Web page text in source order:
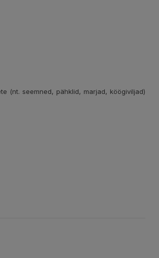
(nt. seemned, pähklid, marjad, köögiviljad)